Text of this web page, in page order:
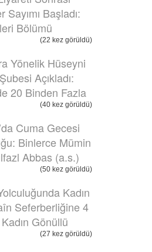
Sayımı Başladı:
Bölümü
(22 kez görüldü)
Yönelik Hüseyni
Açıkladı:
20 Binden Fazla
(40 kez görüldü)
Cuma Gecesi
Binlerce Mümin
Abbas (a.s.)
(50 kez görüldü)
Kadın
Seferberliğine 4
Gönüllü
(27 kez görüldü)